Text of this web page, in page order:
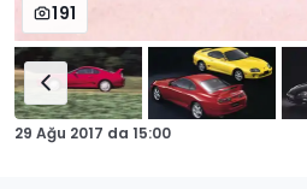
191
29 Ağu 2017 da 15:00